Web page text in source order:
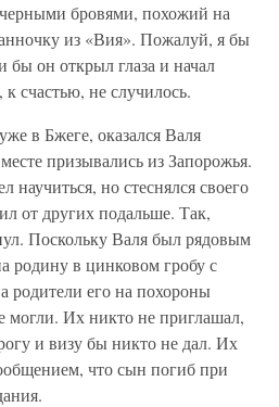
бровями, похожий на
из «Вия». Пожалуй, я бы
бы он открыл глаза и начал
к счастью, не случилось.
в Бжеге, оказался Валя
призывались из Запорожья.
научиться, но стеснялся своего
от других подальше. Так,
Поскольку Валя был рядовым
родину в цинковом гробу с
родители его на похороны
могли. Их никто не приглашал,
и визу бы никто не дал. Их
что сын погиб при